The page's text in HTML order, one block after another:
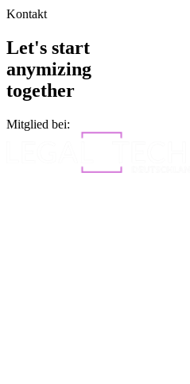
Kontakt
Let's start
anymizing
together
Mitglied bei: